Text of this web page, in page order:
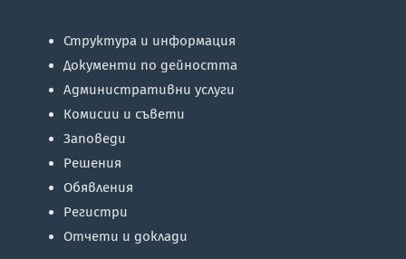
Структура и информация
Документи по дейността
Административни услуги
Комисии и съвети
Заповеди
Решения
Обявления
Регистри
Отчети и доклади